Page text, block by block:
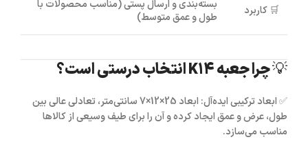
🛒 کاربرد
بسته‌بندی و ارسال پستی (مناسب محصولات با
طول و عمق متوسط)
💡 چرا جعبه K14 انتخاب درستی است؟
✅ابعاد ترکیبی ایده‌آل:
ابعاد 25×12×7 سانتی‌متر، تعادلی عالی بین
طول، عرض و عمق ایجاد کرده و آن را برای طیف وسیعی از کالاها
مناسب می‌سازد.